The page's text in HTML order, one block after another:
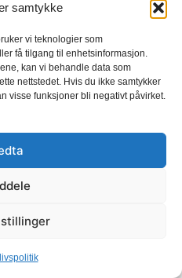
samtykke
vi teknologier som
få tilgang til enhetsinformasjon.
kan vi behandle data som
nettstedet. Hvis du ikke samtykker
visse funksjoner bli negativt påvirket.
app.no